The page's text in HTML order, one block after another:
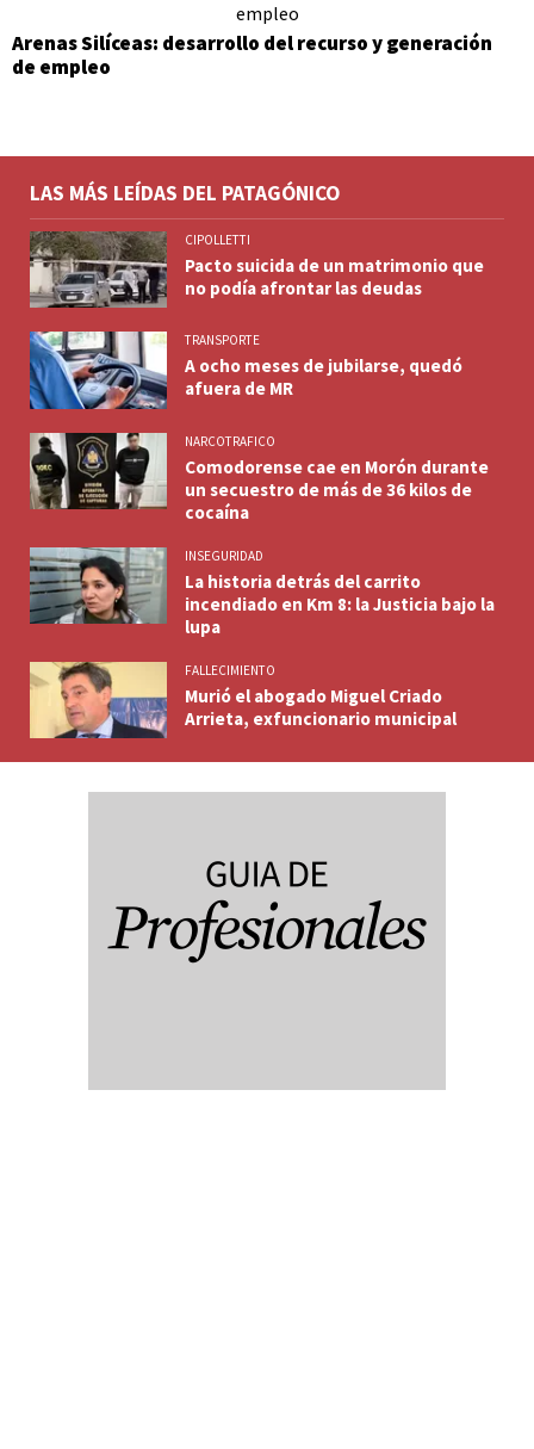
Arenas Silíceas: desarrollo del recurso y generación
de empleo
LAS MÁS LEÍDAS DEL PATAGÓNICO
CIPOLLETTI
Pacto suicida de un matrimonio que
no podía afrontar las deudas
TRANSPORTE
A ocho meses de jubilarse, quedó
afuera de MR
NARCOTRAFICO
Comodorense cae en Morón durante
un secuestro de más de 36 kilos de
cocaína
INSEGURIDAD
La historia detrás del carrito
incendiado en Km 8: la Justicia bajo la
lupa
FALLECIMIENTO
Murió el abogado Miguel Criado
Arrieta, exfuncionario municipal